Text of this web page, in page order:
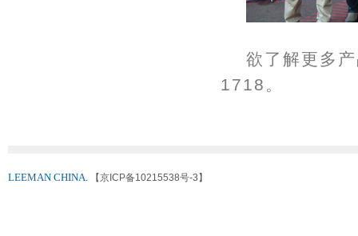
欲了解更多
1718。
LEEMAN CHINA. 【京ICP备10215538号-3】